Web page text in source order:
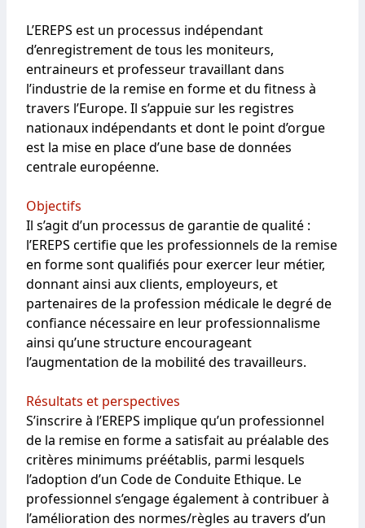
L’EREPS est un processus indépendant
d’enregistrement de tous les moniteurs,
entraineurs et professeur travaillant dans
l’industrie de la remise en forme et du fitness à
travers l’Europe. Il s’appuie sur les registres
nationaux indépendants et dont le point d’orgue
est la mise en place d’une base de données
centrale européenne.
Objectifs
Il s’agit d’un processus de garantie de qualité :
l’EREPS certifie que les professionnels de la remise
en forme sont qualifiés pour exercer leur métier,
donnant ainsi aux clients, employeurs, et
partenaires de la profession médicale le degré de
confiance nécessaire en leur professionnalisme
ainsi qu’une structure encourageant
l’augmentation de la mobilité des travailleurs.
Résultats et perspectives
S’inscrire à l’EREPS implique qu’un professionnel
de la remise en forme a satisfait au préalable des
critères minimums préétablis, parmi lesquels
l’adoption d’un Code de Conduite Ethique. Le
professionnel s’engage également à contribuer à
l’amélioration des normes/règles au travers d’un